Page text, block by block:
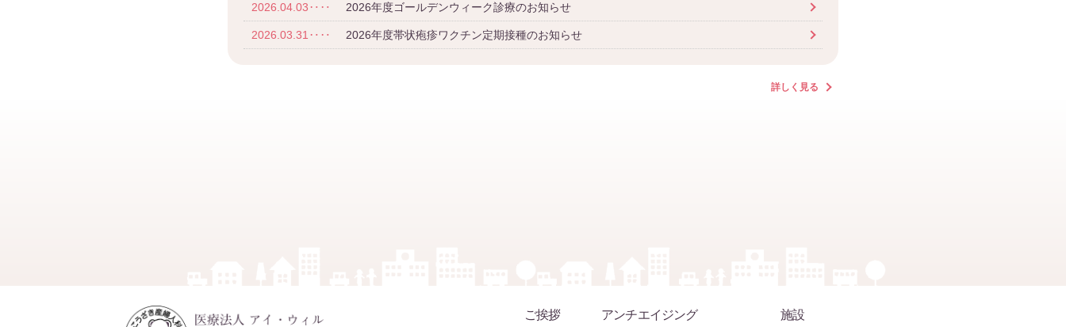
2026.04.03‥‥ 2026年度ゴールデンウィーク診療のお知らせ
2026.03.31‥‥ 2026年度帯状疱疹ワクチン定期接種のお知らせ
詳しく見る
ご挨拶
アンチエイジング
施設